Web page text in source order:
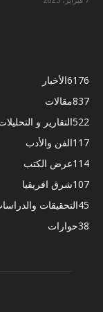
الأخبار6176
مقالات837
التقارير و522
الفن والأدب117
عرض الكتب114
شرق افريقيا107
التحقيقات45
حوارات38